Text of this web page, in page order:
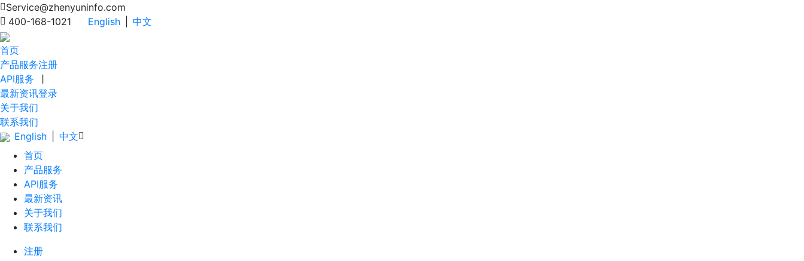
Service@zhenyuninfo.com
400-168-1021
English 中文
首页
产品服务
API服务
最新资讯
关于我们
联系我们
注册
登录
English
中文
首页
产品服务
API服务
最新资讯
关于我们
联系我们
注册